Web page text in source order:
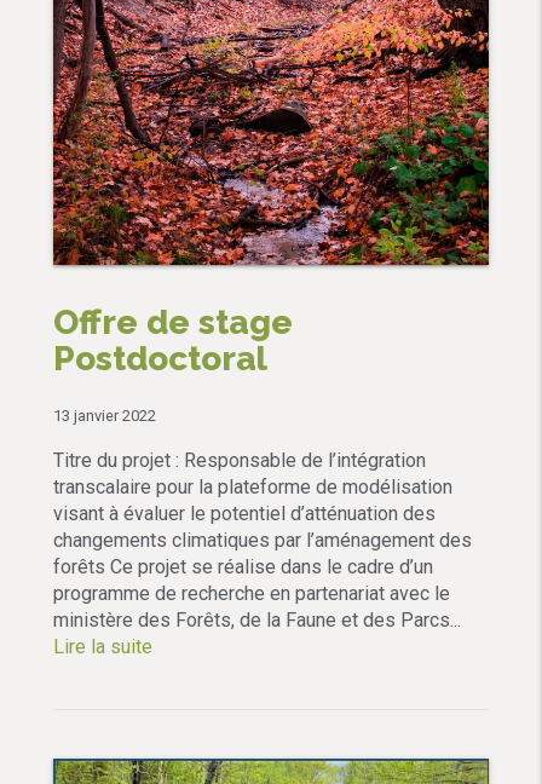
Offre de stage
Postdoctoral
13 janvier 2022
Titre du projet : Responsable de l’intégration
transcalaire pour la plateforme de modélisation
visant à évaluer le potentiel d’atténuation des
changements climatiques par l’aménagement des
forêts Ce projet se réalise dans le cadre d’un
programme de recherche en partenariat avec le
ministère des Forêts, de la Faune et des Parcs...
Lire la suite